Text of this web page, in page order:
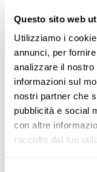
Questo sito web
Utilizziamo i
annunci, per
analizzare il
informazioni sul
nostri partner che
pubblicità e social
con altre
raccolto dal tuo